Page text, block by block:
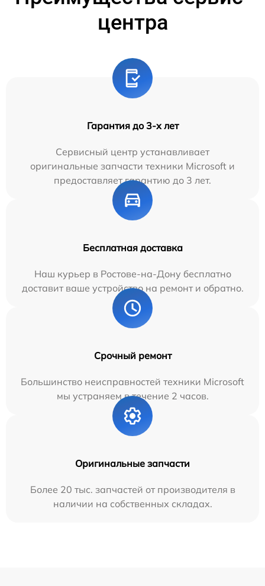
центра
Гарантия до 3-х лет
Сервисный центр устанавливает
оригинальные запчасти техники Microsoft и
предоставляет гарантию до 3 лет.
Бесплатная доставка
Наш курьер в Ростове-на-Дону бесплатно
доставит ваше устройство на ремонт и обратно.
Срочный ремонт
Большинство неисправностей техники Microsoft
мы устраняем в течение 2 часов.
Оригинальные запчасти
Более 20 тыс. запчастей от производителя в
наличии на собственных складах.